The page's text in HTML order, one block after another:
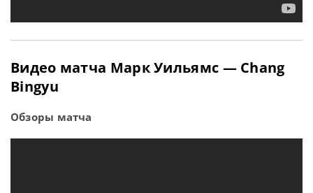
Видео матча Марк Уильямс — Chang
Bingyu
Обзоры матча